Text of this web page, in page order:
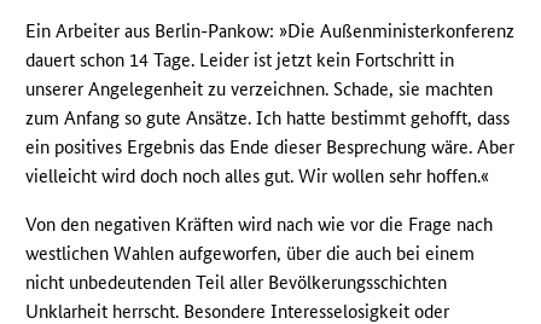
Ein Arbeiter aus Berlin-Pankow: »Die Außenministerkonferenz
dauert schon 14 Tage. Leider ist jetzt kein Fortschritt in
unserer Angelegenheit zu verzeichnen. Schade, sie machten
zum Anfang so gute Ansätze. Ich hatte bestimmt gehofft, dass
ein positives Ergebnis das Ende dieser Besprechung wäre. Aber
vielleicht wird doch noch alles gut. Wir wollen sehr hoffen.«
Von den negativen Kräften wird nach wie vor die Frage nach
westlichen Wahlen aufgeworfen, über die auch bei einem
nicht unbedeutenden Teil aller Bevölkerungsschichten
Unklarheit herrscht. Besondere Interesselosigkeit oder